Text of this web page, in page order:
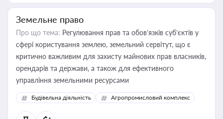
Земельне право
Про що тема: Регулювання прав та обов’язків суб’єктів у
сфері користування землею, земельний сервітут, що є
критично важливим для захисту майнових прав власників,
орендарів та держави, а також для ефективного
управління земельними ресурсами
Будівельна діяльність Агропромисловий комплекс